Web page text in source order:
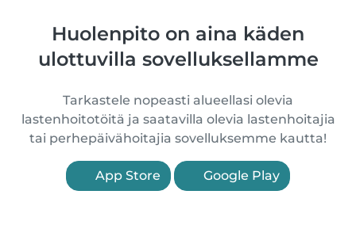
Huolenpito on aina käden
ulottuvilla sovelluksellamme
Tarkastele nopeasti alueellasi olevia
lastenhoitotöitä ja saatavilla olevia lastenhoitajia
tai perhepäivähoitajia sovelluksemme kautta!
App Store Google Play